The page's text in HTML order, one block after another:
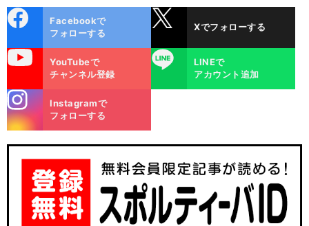
ok
Facebookで
フォローする
Xでフォローする
YouTubeで
チャンネル登録
LINE
LINEで
アカウント追加
m
Instagramで
フォローする